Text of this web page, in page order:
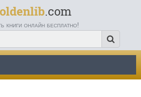
.com
книги онлайн бесплатно!